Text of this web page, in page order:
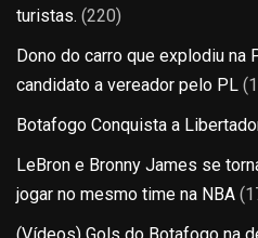
turistas. (220)
Dono do carro que explodiu
candidato a vereador pelo PL
Botafogo Conquista a
LeBron e Bronny James se
jogar no mesmo time na NBA